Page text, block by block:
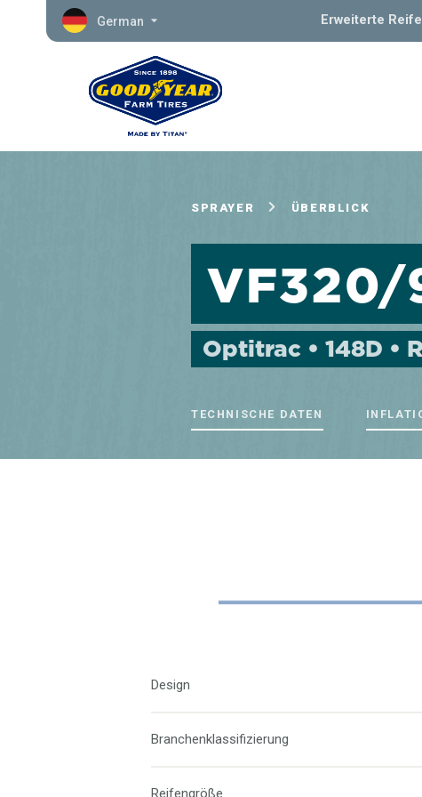
German Erweiterte
SPRAYER ÜBERBLICK
VF320/
Optitrac • 148D •
TECHNISCHE DATEN
Design
Branchenklassifizierung
Reifengröße